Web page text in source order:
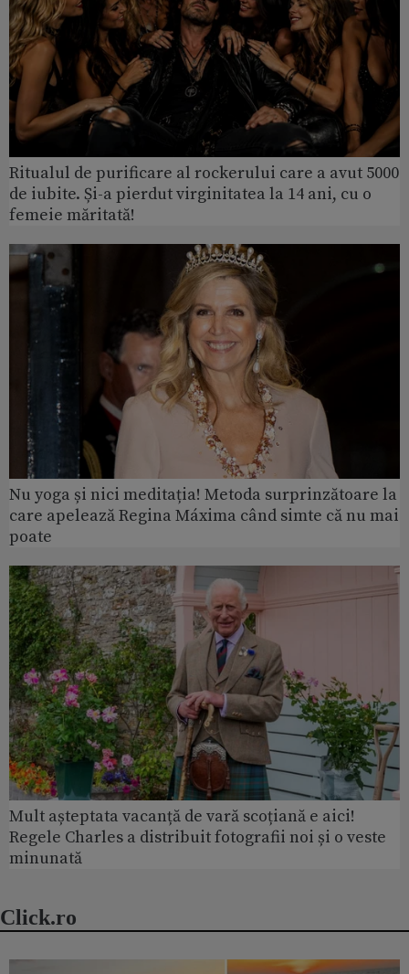
Ritualul de purificare al rockerului care a avut 5000
de iubite. Și-a pierdut virginitatea la 14 ani, cu o
femeie măritată!
Nu yoga și nici meditația! Metoda surprinzătoare la
care apelează Regina Máxima când simte că nu mai
poate
Mult așteptata vacanță de vară scoțiană e aici!
Regele Charles a distribuit fotografii noi și o veste
minunată
Click.ro